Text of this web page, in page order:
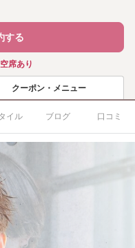
する
空席あり
クーポン・メニュー
イル ブログ 口コミ